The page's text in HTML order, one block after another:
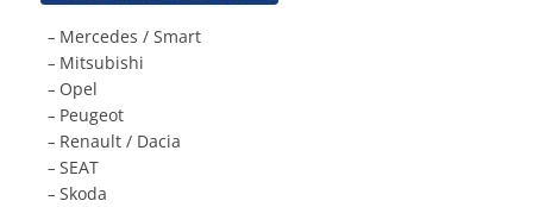
– Mercedes / Smart
– Mitsubishi
– Opel
– Peugeot
– Renault / Dacia
– SEAT
– Skoda